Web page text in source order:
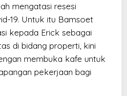
mengatasi resesi
19. Untuk itu Bamsoet
kepada Erick sebagai
di bidang properti, kini
membuka kafe untuk
pekerjaan bagi